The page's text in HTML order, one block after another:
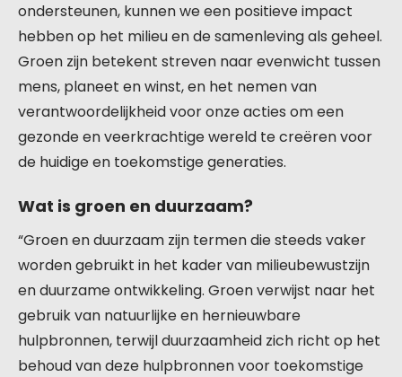
ondersteunen, kunnen we een positieve impact
hebben op het milieu en de samenleving als geheel.
Groen zijn betekent streven naar evenwicht tussen
mens, planeet en winst, en het nemen van
verantwoordelijkheid voor onze acties om een
gezonde en veerkrachtige wereld te creëren voor
de huidige en toekomstige generaties.
Wat is groen en duurzaam?
“Groen en duurzaam zijn termen die steeds vaker
worden gebruikt in het kader van milieubewustzijn
en duurzame ontwikkeling. Groen verwijst naar het
gebruik van natuurlijke en hernieuwbare
hulpbronnen, terwijl duurzaamheid zich richt op het
behoud van deze hulpbronnen voor toekomstige